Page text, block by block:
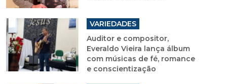
VARIEDADES
Auditor e compositor,
Everaldo Vieira lança álbum
com músicas de fé, romance
e conscientização